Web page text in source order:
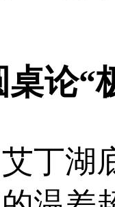
论“
丁湖